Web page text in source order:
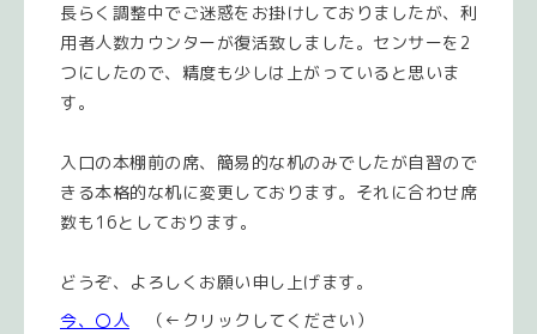
長らく調整中でご迷惑をお掛けしておりましたが、利
用者人数カウンターが復活致しました。センサーを2
つにしたので、精度も少しは上がっていると思いま
す。
入口の本棚前の席、簡易的な机のみでしたが自習ので
きる本格的な机に変更しております。それに合わせ席
数も16としております。
どうぞ、よろしくお願い申し上げます。
今、〇人 （←クリックしてください）